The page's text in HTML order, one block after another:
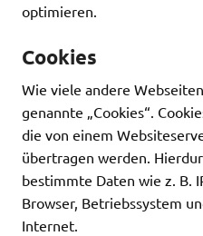
optimieren.
Cookies
Wie viele andere
genannte „Cookies“.
die von einem
übertragen werden.
bestimmte Daten wie z. B.
Browser, Betriebssystem
Internet.